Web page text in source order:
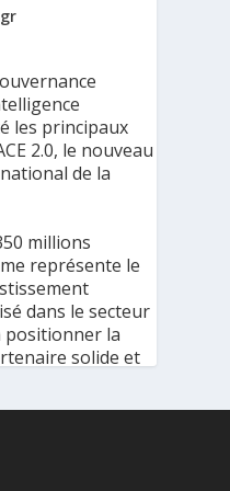
les principaux
2.0, le nouveau
de la
millions
représente le
dans le secteur
positionner la
solide et
Programme